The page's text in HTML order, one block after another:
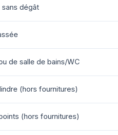
dégât
de salle de bains/WC
(hors fournitures)
(hors fournitures)